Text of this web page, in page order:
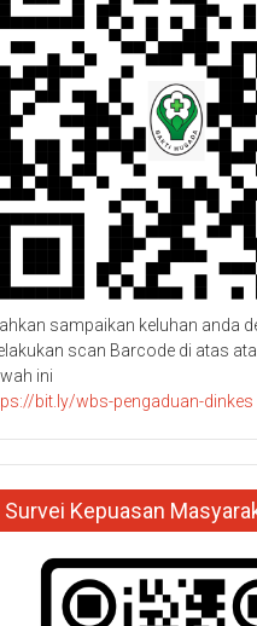
sampaikan keluhan anda
scan Barcode di atas
ini
bit.ly/wbs-pengaduan-dinkes
Survei Kepuasan